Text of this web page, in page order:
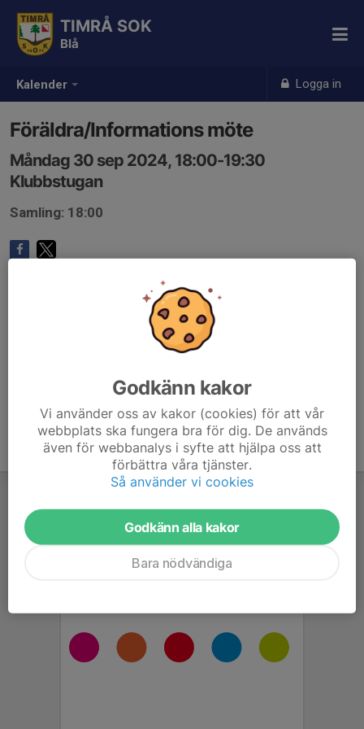
Kalender Logga in
TIMRÅ SOK
Blå
Föräldra/Informations möte
Måndag 30 sep 2024, 18:00-19:30
Klubbstugan
Samling: 18:00
Godkänn kakor
Vi använder oss av kakor (cookies) för att vår
webbplats ska fungera bra för dig. De används
även för webbanalys i syfte att hjälpa oss att
förbättra våra tjänster.
Så använder vi cookies
Godkänn alla kakor
Bara nödvändiga